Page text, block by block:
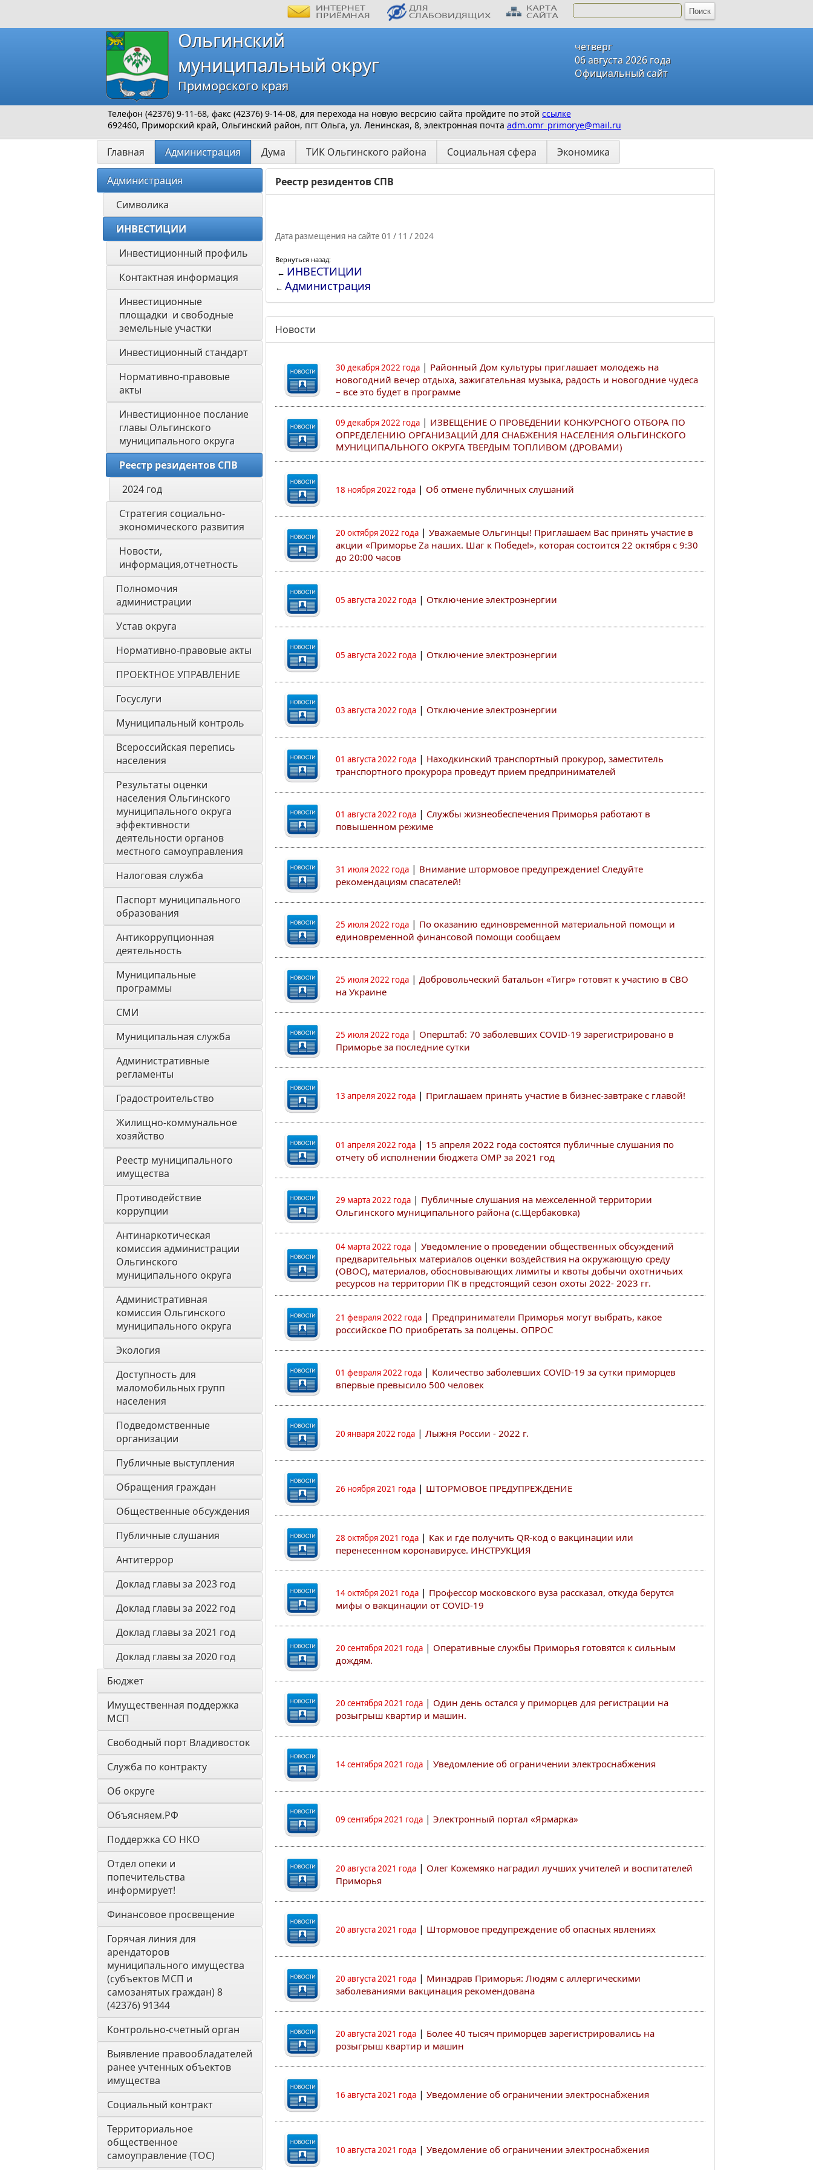
четверг
06 августа 2026 года
Официальный сайт
Ольгинский
муниципальный округ
Приморского края
Телефон (42376) 9-11-68, факс (42376) 9-14-08, для перехода на новую весрсию сайта пройдите по этой ссылке
692460, Приморский край, Ольгинский район, пгт Ольга, ул. Ленинская, 8, электронная почта adm.omr_primorye@mail.ru
Главная Администрация Дума ТИК Ольгинского района Социальная сфера Экономика
Администрация
Символика
ИНВЕСТИЦИИ
Инвестиционный профиль
Контактная информация
Инвестиционные
площадки  и свободные
земельные участки
Инвестиционный стандарт
Нормативно-правовые
акты
Инвестиционное послание
главы Ольгинского
муниципального округа
Реестр резидентов СПВ
2024 год
Стратегия социально-
экономического развития
Новости,
информация,отчетность
Полномочия
администрации
Устав округа
Нормативно-правовые акты
ПРОЕКТНОЕ УПРАВЛЕНИЕ
Госуслуги
Муниципальный контроль
Всероссийская перепись
населения
Результаты оценки
населения Ольгинского
муниципального округа
эффективности
деятельности органов
местного самоуправления
Налоговая служба
Паспорт муниципального
образования
Антикоррупционная
деятельность
Муниципальные
программы
СМИ
Муниципальная служба
Административные
регламенты
Градостроительство
Жилищно-коммунальное
хозяйство
Реестр муниципального
имущества
Противодействие
коррупции
Антинаркотическая
комиссия администрации
Ольгинского
муниципального округа
Административная
комиссия Ольгинского
муниципального округа
Экология
Доступность для
маломобильных групп
населения
Подведомственные
организации
Публичные выступления
Обращения граждан
Общественные обсуждения
Публичные слушания
Антитеррор
Доклад главы за 2023 год
Доклад главы за 2022 год
Доклад главы за 2021 год
Доклад главы за 2020 год
Бюджет
Имущественная поддержка
МСП
Свободный порт Владивосток
Служба по контракту
Об округе
Объясняем.РФ
Поддержка СО НКО
Отдел опеки и
попечительства
информирует!
Финансовое просвещение
Горячая линия для
арендаторов
муниципального имущества
(субъектов МСП и
самозанятых граждан) 8
(42376) 91344
Контрольно-счетный орган
Выявление правообладателей
ранее учтенных объектов
имущества
Социальный контракт
Территориальное
общественное
самоуправление (ТОС)
Реестр резидентов СПВ
Дата размещения на сайте 01 / 11 / 2024
Вернуться назад:
← ИНВЕСТИЦИИ
← Администрация
Новости
30 декабря 2022 года | Районный Дом культуры приглашает молодежь на
новогодний вечер отдыха, зажигательная музыка, радость и новогодние чудеса
– все это будет в программе
09 декабря 2022 года | ИЗВЕЩЕНИЕ О ПРОВЕДЕНИИ КОНКУРСНОГО ОТБОРА ПО
ОПРЕДЕЛЕНИЮ ОРГАНИЗАЦИЙ ДЛЯ СНАБЖЕНИЯ НАСЕЛЕНИЯ ОЛЬГИНСКОГО
МУНИЦИПАЛЬНОГО ОКРУГА ТВЕРДЫМ ТОПЛИВОМ (ДРОВАМИ)
18 ноября 2022 года | Об отмене публичных слушаний
20 октября 2022 года | Уважаемые Ольгинцы! Приглашаем Вас принять участие в
акции «Приморье Zа наших. Шаг к Победе!», которая состоится 22 октября с 9:30
до 20:00 часов
05 августа 2022 года | Отключение электроэнергии
05 августа 2022 года | Отключение электроэнергии
03 августа 2022 года | Отключение электроэнергии
01 августа 2022 года | Находкинский транспортный прокурор, заместитель
транспортного прокурора проведут прием предпринимателей
01 августа 2022 года | Службы жизнеобеспечения Приморья работают в
повышенном режиме
31 июля 2022 года | Внимание штормовое предупреждение! Следуйте
рекомендациям спасателей!
25 июля 2022 года | По оказанию единовременной материальной помощи и
единовременной финансовой помощи сообщаем
25 июля 2022 года | Добровольческий батальон «Тигр» готовят к участию в СВО
на Украине
25 июля 2022 года | Оперштаб: 70 заболевших COVID-19 зарегистрировано в
Приморье за последние сутки
13 апреля 2022 года | Приглашаем принять участие в бизнес-завтраке с главой!
01 апреля 2022 года | 15 апреля 2022 года состоятся публичные слушания по
отчету об исполнении бюджета ОМР за 2021 год
29 марта 2022 года | Публичные слушания на межселенной территории
Ольгинского муниципального района (с.Щербаковка)
04 марта 2022 года | Уведомление о проведении общественных обсуждений
предварительных материалов оценки воздействия на окружающую среду
(ОВОС), материалов, обосновывающих лимиты и квоты добычи охотничьих
ресурсов на территории ПК в предстоящий сезон охоты 2022- 2023 гг.
21 февраля 2022 года | Предприниматели Приморья могут выбрать, какое
российское ПО приобретать за полцены. ОПРОС
01 февраля 2022 года | Количество заболевших COVID-19 за сутки приморцев
впервые превысило 500 человек
20 января 2022 года | Лыжня России - 2022 г.
26 ноября 2021 года | ШТОРМОВОЕ ПРЕДУПРЕЖДЕНИЕ
28 октября 2021 года | Как и где получить QR-код о вакцинации или
перенесенном коронавирусе. ИНСТРУКЦИЯ
14 октября 2021 года | Профессор московского вуза рассказал, откуда берутся
мифы о вакцинации от COVID-19
20 сентября 2021 года | Оперативные службы Приморья готовятся к сильным
дождям.
20 сентября 2021 года | Один день остался у приморцев для регистрации на
розыгрыш квартир и машин.
14 сентября 2021 года | Уведомление об ограничении электроснабжения
09 сентября 2021 года | Электронный портал «Ярмарка»
20 августа 2021 года | Олег Кожемяко наградил лучших учителей и воспитателей
Приморья
20 августа 2021 года | Штормовое предупреждение об опасных явлениях
20 августа 2021 года | Минздрав Приморья: Людям с аллергическими
заболеваниями вакцинация рекомендована
20 августа 2021 года | Более 40 тысяч приморцев зарегистрировались на
розыгрыш квартир и машин
16 августа 2021 года | Уведомление об ограничении электроснабжения
10 августа 2021 года | Уведомление об ограничении электроснабжения